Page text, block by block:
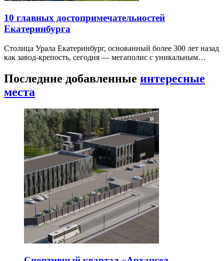
10 главных достопримечательностей
Екатеринбурга
Столица Урала Екатеринбург, основанный более 300 лет назад
как завод-крепость, сегодня — мегаполис с уникальным…
Последние добавленные интересные
места